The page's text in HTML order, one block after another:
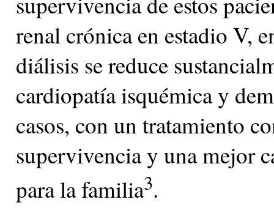
renal crónica en estadio V,
diálisis se reduce
cardiopatía isquémica y
casos, con un tratamiento
supervivencia y una mejor
para la familia3.